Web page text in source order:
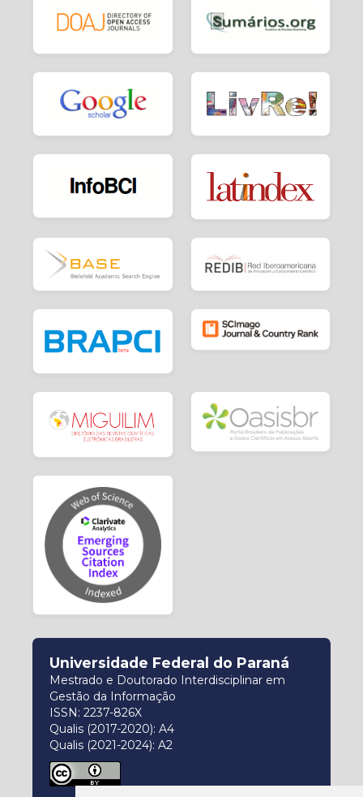
Universidade Federal do Paraná
Mestrado e Doutorado Interdisciplinar em
Gestão da Informação
ISSN: 2237-826X
Qualis (2017-2020): A4
Qualis (2021-2024): A2